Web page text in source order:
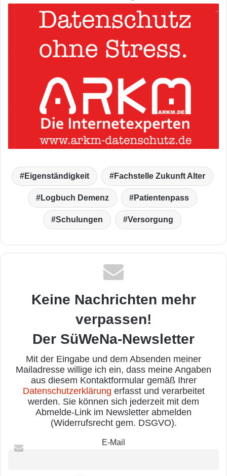
Eigenständigkeit Fachstelle Zukunft Alter
Logbuch Demenz Patientenpass
Schulungen Versorgung
Keine Nachrichten mehr
verpassen!
Der SüWeNa-Newsletter
Mit der Eingabe und dem Absenden meiner
Mailadresse willige ich ein, dass meine Angaben
aus diesem Kontaktformular gemäß Ihrer
Datenschutzerklärung erfasst und verarbeitet
werden. Sie können sich jederzeit mit dem
Abmelde-Link im Newsletter abmelden
(Widerrufsrecht gem. DSGVO).
E-Mail